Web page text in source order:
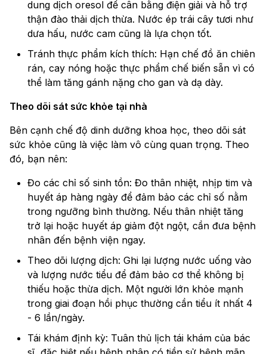
dung dịch oresol để cân bằng điện giải và hỗ trợ
thận đào thải dịch thừa. Nước ép trái cây tươi như
dưa hấu, nước cam cũng là lựa chọn tốt.
Tránh thực phẩm kích thích: Hạn chế đồ ăn chiên
rán, cay nóng hoặc thực phẩm chế biến sẵn vì có
thể làm tăng gánh nặng cho gan và dạ dày.
Theo dõi sát sức khỏe tại nhà
Bên cạnh chế độ dinh dưỡng khoa học, theo dõi sát
sức khỏe cũng là việc làm vô cùng quan trọng. Theo
đó, bạn nên:
Đo các chỉ số sinh tồn: Đo thân nhiệt, nhịp tim và
huyết áp hàng ngày để đảm bảo các chỉ số nằm
trong ngưỡng bình thường. Nếu thân nhiệt tăng
trở lại hoặc huyết áp giảm đột ngột, cần đưa bệnh
nhân đến bệnh viện ngay.
Theo dõi lượng dịch: Ghi lại lượng nước uống vào
và lượng nước tiểu để đảm bảo cơ thể không bị
thiếu hoặc thừa dịch. Một người lớn khỏe mạnh
trong giai đoạn hồi phục thường cần tiểu ít nhất 4
- 6 lần/ngày.
Tái khám định kỳ: Tuân thủ lịch tái khám của bác